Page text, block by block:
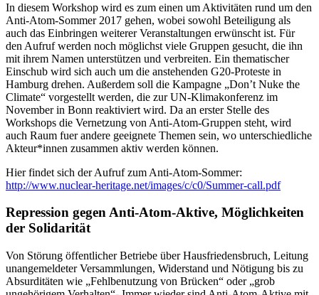
In diesem Workshop wird es zum einen um Aktivitäten rund um den
Anti-Atom-Sommer 2017 gehen, wobei sowohl Beteiligung als
auch das Einbringen weiterer Veranstaltungen erwünscht ist. Für
den Aufruf werden noch möglichst viele Gruppen gesucht, die ihn
mit ihrem Namen unterstützen und verbreiten. Ein thematischer
Einschub wird sich auch um die anstehenden G20-Proteste in
Hamburg drehen. Außerdem soll die Kampagne „Don’t Nuke the
Climate“ vorgestellt werden, die zur UN-Klimakonferenz im
November in Bonn reaktiviert wird. Da an erster Stelle des
Workshops die Vernetzung von Anti-Atom-Gruppen steht, wird
auch Raum fuer andere geeignete Themen sein, wo unterschiedliche
Akteur*innen zusammen aktiv werden können.
Hier findet sich der Aufruf zum Anti-Atom-Sommer:
http://www.nuclear-heritage.net/images/c/c0/Summer-call.pdf
Repression gegenAnti-Atom-Aktive, Möglichkeiten
der Solidarität
Von Störung öffentlicher Betriebe über Hausfriedensbruch, Leitung
unangemeldeter Versammlungen, Widerstand und Nötigung bis zu
Absurditäten wie „Fehlbenutzung von Brücken“ oder „grob